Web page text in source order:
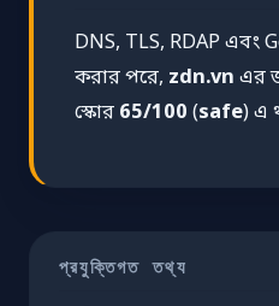
DNS, TLS, RDAP এবং
করার পরে, zdn.vn এর
স্কোর 65/100 (safe) এ
প্রযুক্তিগত তথ্য